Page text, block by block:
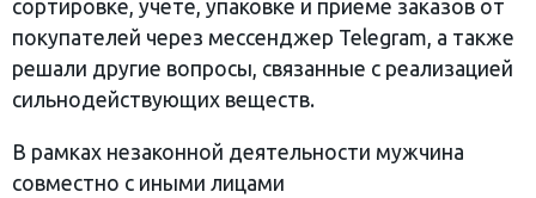
сортировке, учете, упаковке и приеме заказов от
покупателей через мессенджер Telegram, а также
решали другие вопросы, связанные с реализацией
сильнодействующих веществ.
В рамках незаконной деятельности мужчина
совместно с иными лицами